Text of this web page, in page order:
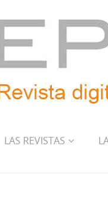
LAS REVISTAS